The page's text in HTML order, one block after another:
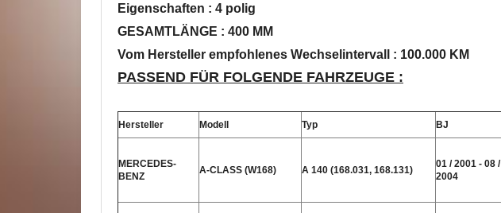
Eigenschaften : 4 polig
GESAMTLÄNGE : 400 MM
Vom Hersteller empfohlenes Wechselintervall : 100.000 KM
PASSEND FÜR FOLGENDE FAHRZEUGE :
Hersteller Modell Typ BJ
MERCEDES-
BENZ
A-CLASS (W168) A 140 (168.031, 168.131)
01 / 2001 - 08 /
2004